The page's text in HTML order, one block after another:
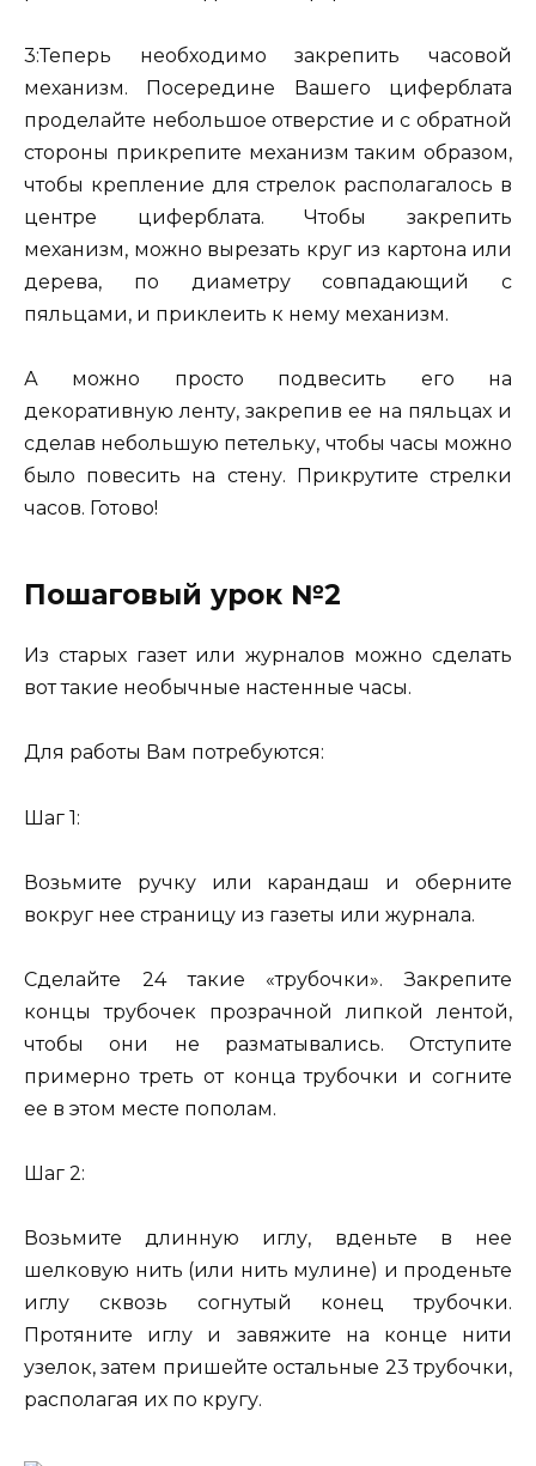
3:Теперь необходимо закрепить часовой
механизм. Посередине Вашего циферблата
проделайте небольшое отверстие и с обратной
стороны прикрепите механизм таким образом,
чтобы крепление для стрелок располагалось в
центре циферблата. Чтобы закрепить
механизм, можно вырезать круг из картона или
дерева, по диаметру совпадающий с
пяльцами, и приклеить к нему механизм.
А можно просто подвесить его на
декоративную ленту, закрепив ее на пяльцах и
сделав небольшую петельку, чтобы часы можно
было повесить на стену. Прикрутите стрелки
часов. Готово!
Пошаговый урок №2
Из старых газет или журналов можно сделать
вот такие необычные настенные часы.
Для работы Вам потребуются:
Шаг 1:
Возьмите ручку или карандаш и оберните
вокруг нее страницу из газеты или журнала.
Сделайте 24 такие «трубочки». Закрепите
концы трубочек прозрачной липкой лентой,
чтобы они не разматывались. Отступите
примерно треть от конца трубочки и согните
ее в этом месте пополам.
Шаг 2:
Возьмите длинную иглу, вденьте в нее
шелковую нить (или нить мулине) и проденьте
иглу сквозь согнутый конец трубочки.
Протяните иглу и завяжите на конце нити
узелок, затем пришейте остальные 23 трубочки,
располагая их по кругу.